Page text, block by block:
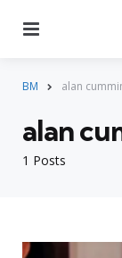
BM alan
1 Posts
alan